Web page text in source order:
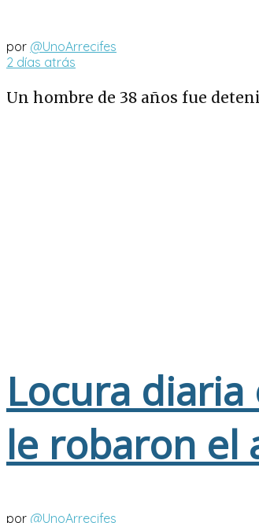
por @UnoArrecifes
2 días atrás
Un hombre de 38 años fue
Locura
le robaron el
por @UnoArrecifes